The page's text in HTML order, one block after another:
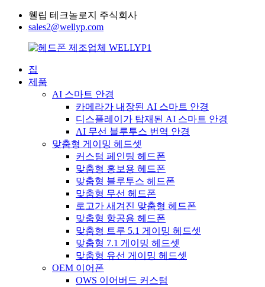
웰립 테크놀로지 주식회사
sales2@wellyp.com
집
제품
AI 스마트 안경
카메라가 내장된 AI 스마트 안경
디스플레이가 탑재된 AI 스마트 안경
AI 무선 블루투스 번역 안경
맞춤형 게이밍 헤드셋
커스텀 페인팅 헤드폰
맞춤형 홍보용 헤드폰
맞춤형 블루투스 헤드폰
맞춤형 무선 헤드폰
로고가 새겨진 맞춤형 헤드폰
맞춤형 항공용 헤드폰
맞춤형 트루 5.1 게이밍 헤드셋
맞춤형 7.1 게이밍 헤드셋
맞춤형 유선 게이밍 헤드셋
OEM 이어폰
OWS 이어버드 커스텀